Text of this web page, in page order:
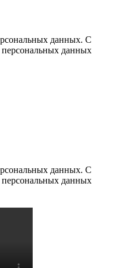
данных. С
данных
данных. С
данных